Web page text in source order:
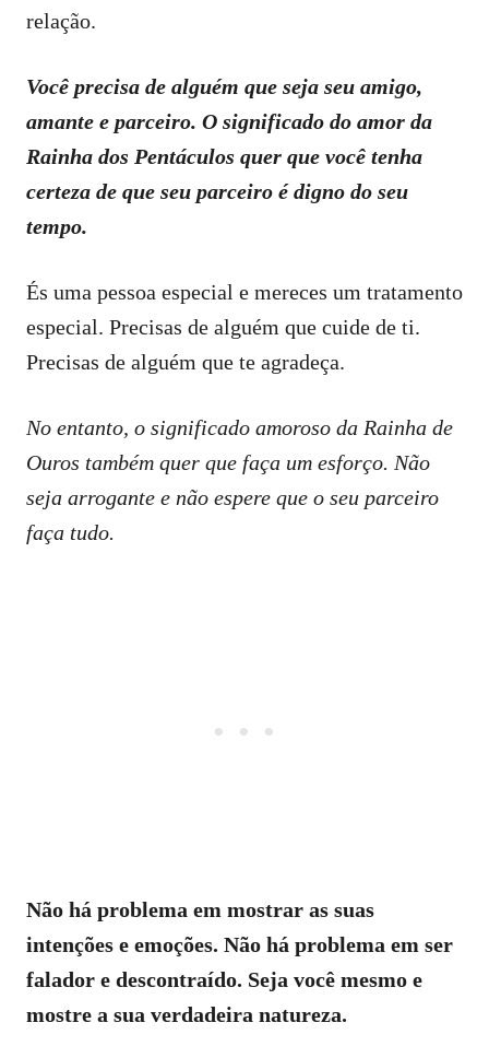
relação.
Você precisa de alguém que seja seu amigo,
amante e parceiro. O significado do amor da
Rainha dos Pentáculos quer que você tenha
certeza de que seu parceiro é digno do seu
tempo.
És uma pessoa especial e mereces um tratamento
especial. Precisas de alguém que cuide de ti.
Precisas de alguém que te agradeça.
No entanto, o significado amoroso da Rainha de
Ouros também quer que faça um esforço. Não
seja arrogante e não espere que o seu parceiro
faça tudo.
Não há problema em mostrar as suas
intenções e emoções. Não há problema em ser
falador e descontraído. Seja você mesmo e
mostre a sua verdadeira natureza.